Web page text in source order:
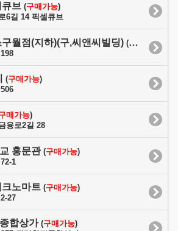
큐브 (구매가능)
6길 14 픽셀큐브
월점(지하)(구,씨앤씨빌딩) (구매가능)
(구매가능)
매가능)
융로2길 28
홍문관 (구매가능)
1
노마트 (구매가능)
27
합상가 (구매가능)